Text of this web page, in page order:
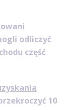
odliczyć
część
10